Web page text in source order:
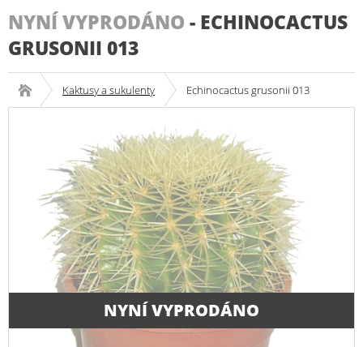
NYNÍ VYPRODÁNO - ECHINOCACTUS
GRUSONII 013
Kaktusy a sukulenty Echinocactus grusonii 013
NYNÍ VYPRODÁNO